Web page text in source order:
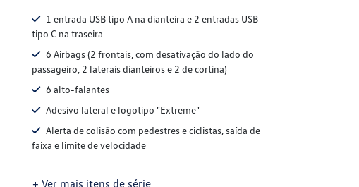
1 entrada USB tipo A na dianteira e 2 entradas USB
tipo C na traseira
6 Airbags (2 frontais, com desativação do lado do
passageiro, 2 laterais dianteiros e 2 de cortina)
6 alto-falantes
Adesivo lateral e logotipo "Extreme"
Alerta de colisão com pedestres e ciclistas, saída de
faixa e limite de velocidade
+ Ver mais itens de série